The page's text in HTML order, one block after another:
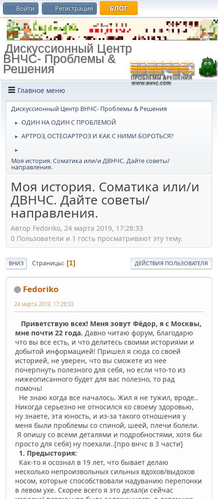
Войти Регистрация БЛОГ
Дискуссионный Центр
ВНЧС- Проблемы &
Решения
Главное меню
Дискуссионный Центр ВНЧС- Проблемы & Решения
► ОДИН НА ОДИН С ПРОБЛЕМОЙ
► АРТРОЗ, ОСТЕОАРТРОЗ И КАК С НИМИ БОРОТЬСЯ?
►
Моя история. Соматика или/и ДВНЧС. Дайте советы/
направления.
Моя история. Соматика или/и
ДВНЧС. Дайте советы/
направления.
Автор Fedoriko, 24 марта 2019, 17:28:33
0 Пользователи и 1 гость просматривают эту тему.
ВНИЗ Страницы 1 ДЕЙСТВИЯ ПОЛЬЗОВАТЕЛЯ
Fedoriko
24 марта 2019, 17:28:33
Приветствую всех! Меня зовут Фёдор, я с Москвы,
мне почти 22 года. Давно читаю форум, благодарю
что вы все есть, и что делитесь своими историями и
добытой информацией! Пришел я сюда со своей
историей, не уверен, что вы сможете из нее
почерпнуть полезного для себя, но если что-то из
нижеописанного будет для вас полезно, то рад
помочь!
Не знаю когда все началось. Жил я не тужил, вроде..
Никогда серьезно не относился ко своему здоровью,
ну знаете, эта юность, и из-за такого отношения у
меня были проблемы со спиной, шеей, плечи болели.
Я опишу со всеми деталями и подробностями, хотя бы
просто для себя) ну поехали..[про внчс в 3 части]
1. Предыстория:
Как-то я осознал в 19 лет, что бывает делаю
несколько непроизвольных сильных вдохов/выдохов
носом, которые способствовали надуванию перепонки
в левом ухе. Скорее всего я это делал(и сейчас